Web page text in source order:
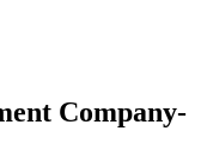
Company-